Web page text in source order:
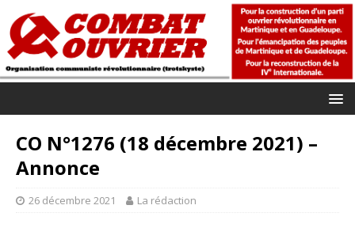
CO N°1276 (18 décembre 2021) –
Annonce
26 décembre 2021 La rédaction